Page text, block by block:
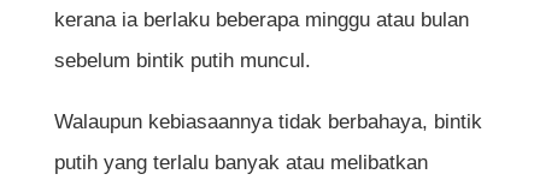
kerana ia berlaku beberapa minggu atau bulan
sebelum bintik putih muncul.
Walaupun kebiasaannya tidak berbahaya, bintik
putih yang terlalu banyak atau melibatkan